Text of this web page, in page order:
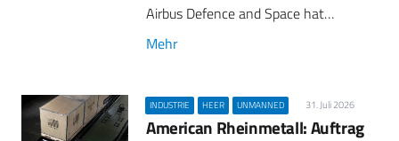
Airbus Defence and Space hat…
Mehr
INDUSTRIE HEER UNMANNED 31. Juli 2026
American Rheinmetall: Auftrag